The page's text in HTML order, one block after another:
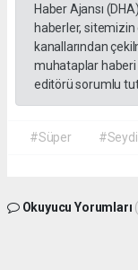
Haber Ajansı
haberler,
kanallarından
muhataplar
editörü sorumlu
#Süper
Okuyucu Yorumları